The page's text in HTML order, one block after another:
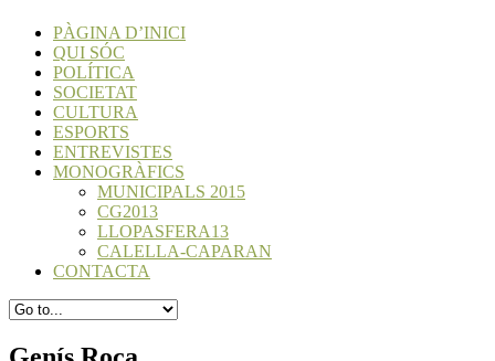
PÀGINA D’INICI
QUI SÓC
POLÍTICA
SOCIETAT
CULTURA
ESPORTS
ENTREVISTES
MONOGRÀFICS
MUNICIPALS 2015
CG2013
LLOPASFERA13
CALELLA-CAPARAN
CONTACTA